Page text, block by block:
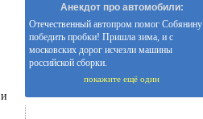
Анекдот про автомобили:
Отечественный автопром помог Собянину
победить пробки! Пришла зима, и с
московских дорог исчезли машины
российской сборки.
покажите ещё один